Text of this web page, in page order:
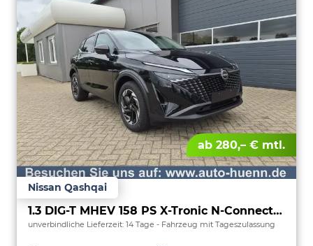
ab 280,– € mtl.
Nissan Qashqai
1.3 DIG-T MHEV 158 PS X-Tronic N-Connecta Teil-Leder PanoGlasdach Klimaautomatik Sitzheizung Lenkradheizung Navi ACC PDC v+h 360°Kamera DAB Bluetooth Touchscreen Apple CarPlay Android Auto 18"LM
unverbindliche Lieferzeit: 14 Tage Fahrzeug mit Tageszulassung